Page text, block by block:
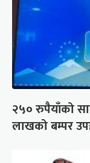
२५० रुपैयाँको
लाखको बम्पर